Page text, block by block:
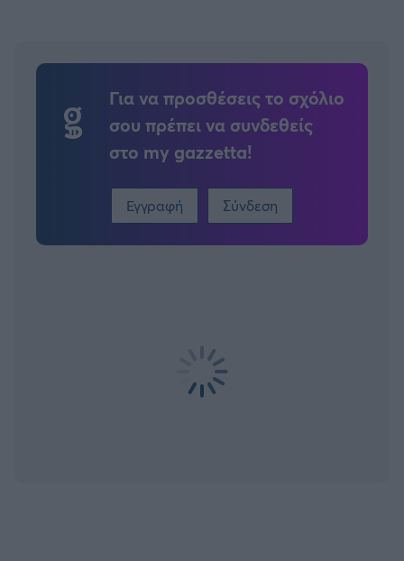
Για να προσθέσεις το σχόλιο
σου πρέπει να συνδεθείς
στο my gazzetta!
Εγγραφή Σύνδεση